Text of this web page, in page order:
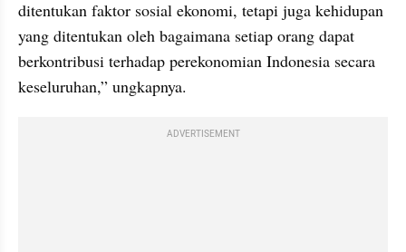
ditentukan faktor sosial ekonomi, tetapi juga kehidupan
yang ditentukan oleh bagaimana setiap orang dapat
berkontribusi terhadap perekonomian Indonesia secara
keseluruhan,” ungkapnya.
ADVERTISEMENT